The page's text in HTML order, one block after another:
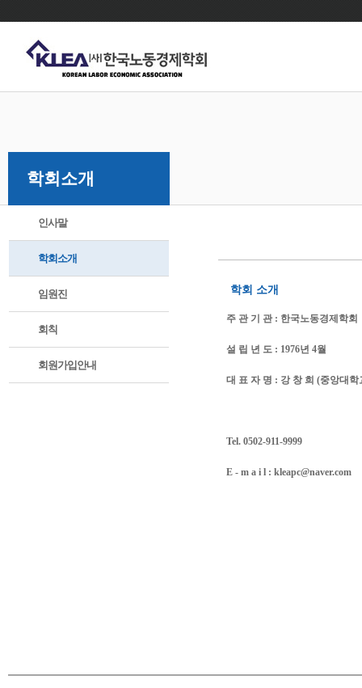
학회소개
인사말
학회소개
임원진
회칙
회원가입안내
학회 소개
주 관 기 관 : 한국노동경제학회
설 립 년 도 : 1976년 4월
대 표 자 명 : 강 창 희 (중앙대학
Tel. 0502-911-9999
E - m a i l : kleapc@naver.com